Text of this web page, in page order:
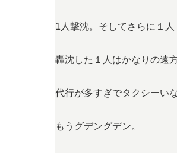
1人撃沈。そしてさらに１人
轟沈した１人はかなりの遠
代行が多すぎでタクシーい
もうグデングデン。